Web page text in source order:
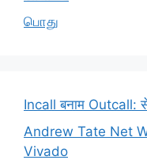
பொது
Incall बनाम Outcall:
Andrew Tate Net
Vivado